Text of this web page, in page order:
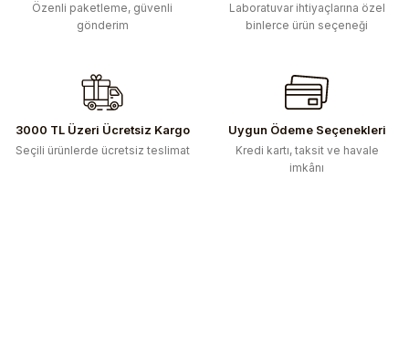
Özenli paketleme, güvenli
gönderim
Laboratuvar ihtiyaçlarına özel
binlerce ürün seçeneği
3000 TL Üzeri Ücretsiz Kargo
Seçili ürünlerde ücretsiz teslimat
Uygun Ödeme Seçenekleri
Kredi kartı, taksit ve havale
imkânı